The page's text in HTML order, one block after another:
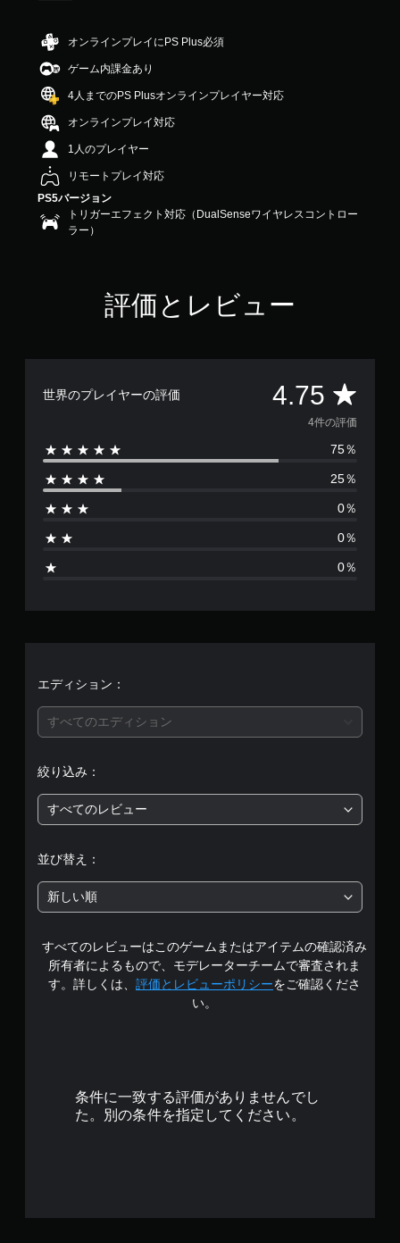
の
.
7
で
オンラインプレイにPS Plus必須
ゲーム内課金あり
4人までのPS Plusオンラインプレイヤー対応
オンラインプレイ対応
1人のプレイヤー
リモートプレイ対応
PS5バージョン
トリガーエフェクト対応（DualSenseワイヤレスコントロー
ラー）
評価とレビュー
世界のプレイヤーの評価 4.75 評
価
数
は
、
段
階
の
4
.
7
4件の評価
75％
25％
0％
0％
0％
エディション：
すべてのエディション
絞り込み：
すべてのレビュー
並び替え：
新しい順
すべてのレビューはこのゲームまたはアイテムの確認済み
所有者によるもので、モデレーターチームで審査されま
す。詳しくは、 評価とレビューポリシーをご確認くださ
い。
条件に一致する評価がありませんでし
た。別の条件を指定してください。